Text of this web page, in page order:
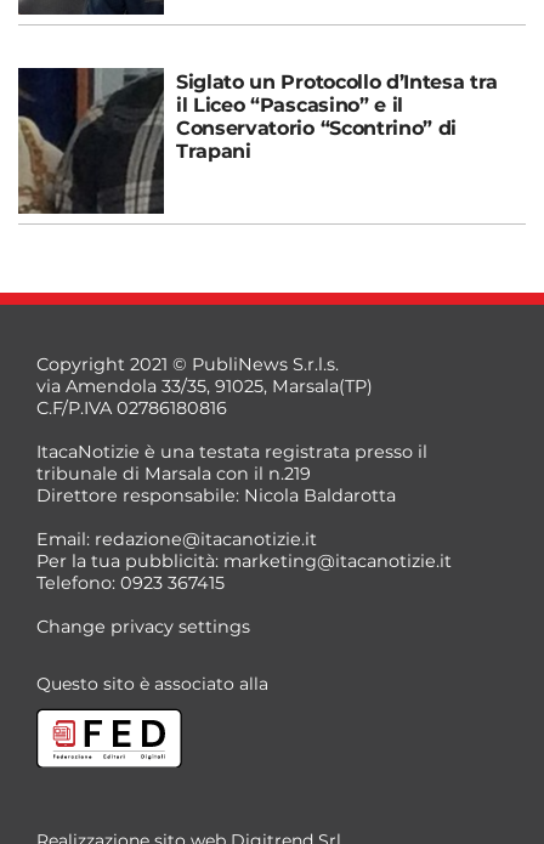
Siglato un Protocollo d’Intesa tra
il Liceo “Pascasino” e il
Conservatorio “Scontrino” di
Trapani
Copyright 2021 © PubliNews S.r.l.s.
via Amendola 33/35, 91025, Marsala(TP)
C.F/P.IVA 02786180816
ItacaNotizie è una testata registrata presso il
tribunale di Marsala con il n.219
Direttore responsabile: Nicola Baldarotta
Email: redazione@itacanotizie.it
Per la tua pubblicità: marketing@itacanotizie.it
Telefono: 0923 367415
Change privacy settings
Questo sito è associato alla